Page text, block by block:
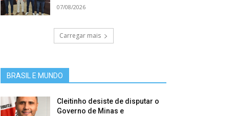
07/08/2026
Carregar mais
BRASIL E MUNDO
Cleitinho desiste de disputar o
Governo de Minas e